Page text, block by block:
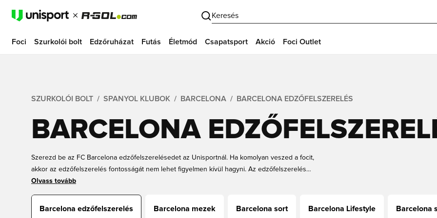
Keresés
Foci Szurkolói bolt Edzőruházat Futás Életmód Csapatsport Akció Foci Outlet
SZURKOLÓI BOLT SPANYOL KLUBOK BARCELONA BARCELONA EDZŐFELSZERELÉS
BARCELONA
Szerezd be az FC Barcelona edzőfelszerelésedet az Unisportnál. Ha komolyan veszed a focit,
akkor az edzőfelszerelés fontosságát nem lehet figyelmen kívül hagyni. Az edzőfelszerelés
nemcsak megvéd a környezeti hatásoktól, hanem javítja a mozgástartományodat is edzés közben,
edzőpólókat és még sok mást az Unisportnál.
Olvass tovább
Barcelona edzőfelszerelés Barcelona mezek Barcelona sort Barcelona Lifestyle Barcelona